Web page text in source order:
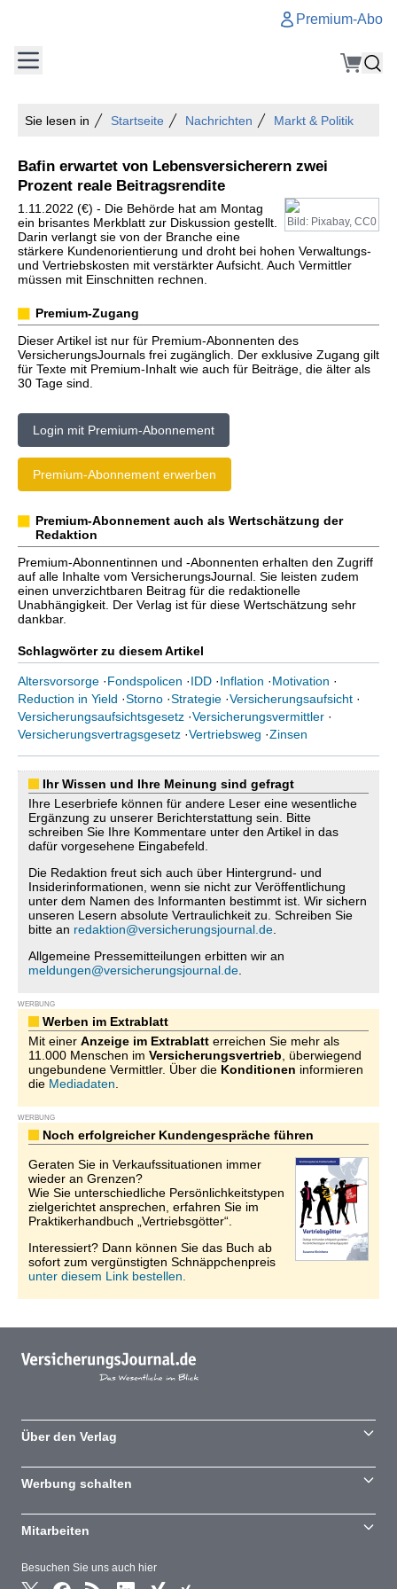
Premium-Abo
Sie lesen in Startseite Nachrichten Markt & Politik
Bafin erwartet von Lebensversicherern zwei
Prozent reale Beitragsrendite
Bild: Pixabay, CC0
1.11.2022 (€) - Die Behörde hat am Montag
ein brisantes Merkblatt zur Diskussion gestellt.
Darin verlangt sie von der Branche eine
stärkere Kundenorientierung und droht bei hohen Verwaltungs-
und Vertriebskosten mit verstärkter Aufsicht. Auch Vermittler
müssen mit Einschnitten rechnen.
Premium-Zugang
Dieser Artikel ist nur für Premium-Abonnenten des
VersicherungsJournals frei zugänglich. Der exklusive Zugang gilt
für Texte mit Premium-Inhalt wie auch für Beiträge, die älter als
30 Tage sind.
Login mit Premium-Abonnement
Premium-Abonnement erwerben
Premium-Abonnement auch als Wertschätzung der
Redaktion
Premium-Abonnentinnen und -Abonnenten erhalten den Zugriff
auf alle Inhalte vom VersicherungsJournal. Sie leisten zudem
einen unverzichtbaren Beitrag für die redaktionelle
Unabhängigkeit. Der Verlag ist für diese Wertschätzung sehr
dankbar.
Schlagwörter zu diesem Artikel
Altersvorsorge ·Fondspolicen ·IDD ·Inflation ·Motivation ·
Reduction in Yield ·Storno ·Strategie ·Versicherungsaufsicht ·
Versicherungsaufsichtsgesetz ·Versicherungsvermittler ·
Versicherungsvertragsgesetz ·Vertriebsweg ·Zinsen
Ihr Wissen und Ihre Meinung sind gefragt
Ihre Leserbriefe können für andere Leser eine wesentliche
Ergänzung zu unserer Berichterstattung sein. Bitte
schreiben Sie Ihre Kommentare unter den Artikel in das
dafür vorgesehene Eingabefeld.
Die Redaktion freut sich auch über Hintergrund- und
Insiderinformationen, wenn sie nicht zur Veröffentlichung
unter dem Namen des Informanten bestimmt ist. Wir sichern
unseren Lesern absolute Vertraulichkeit zu. Schreiben Sie
bitte an redaktion@versicherungsjournal.de
Allgemeine Pressemitteilungen erbitten wir an
meldungen@versicherungsjournal.de
WERBUNG
Werben im Extrablatt
Mit einer Anzeige im Extrablatt erreichen Sie mehr als
11.000 Menschen im Versicherungsvertrieb , überwiegend
ungebundene Vermittler. Über die Konditionen informieren
die Mediadaten
WERBUNG
Noch erfolgreicher Kundengespräche führen
Geraten Sie in Verkaufssituationen immer
wieder an Grenzen?
Wie Sie unterschiedliche Persönlichkeitstypen
zielgerichtet ansprechen, erfahren Sie im
Praktikerhandbuch „Vertriebsgötter“.
Interessiert? Dann können Sie das Buch ab
sofort zum vergünstigten Schnäppchenpreis
unter diesem Link bestellen.
Besuchen Sie uns auch hier
Über den Verlag
Werbung schalten
Mitarbeiten